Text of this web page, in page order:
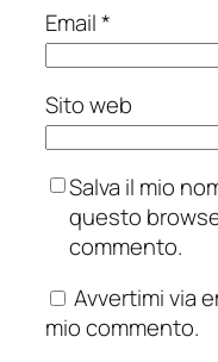
Email*
Sito web
Salva il mio
questo
commento.
Avvertimi via
mio commento.